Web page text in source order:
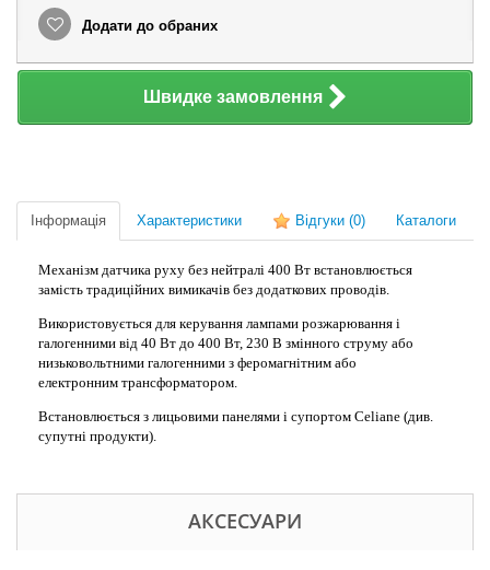
Додати до обраних
Швидке замовлення
Інформація Характеристики Відгуки (0) Каталоги
Механізм датчика руху без нейтралі 400 Вт встановлюється
замість традиційних вимикачів без додаткових проводів.
Використовується для керування лампами розжарювання і
галогенними від 40 Вт до 400 Вт, 230 В змінного струму або
низьковольтними галогенними з феромагнітним або
електронним трансформатором.
Встановлюється з лицьовими панелями і супортом Celiane (див.
супутні продукти).
АКСЕСУАРИ